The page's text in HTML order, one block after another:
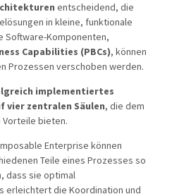
entscheidend, die
in kleine, funktionale
Software-Komponenten,
Capabilities (PBCs), können
Prozessen verschoben werden.
implementiertes
vier zentralen Säulen, die dem
bieten.
Enterprise können
Teile eines Prozesses so
dass sie optimal
erleichtert die Koordination und